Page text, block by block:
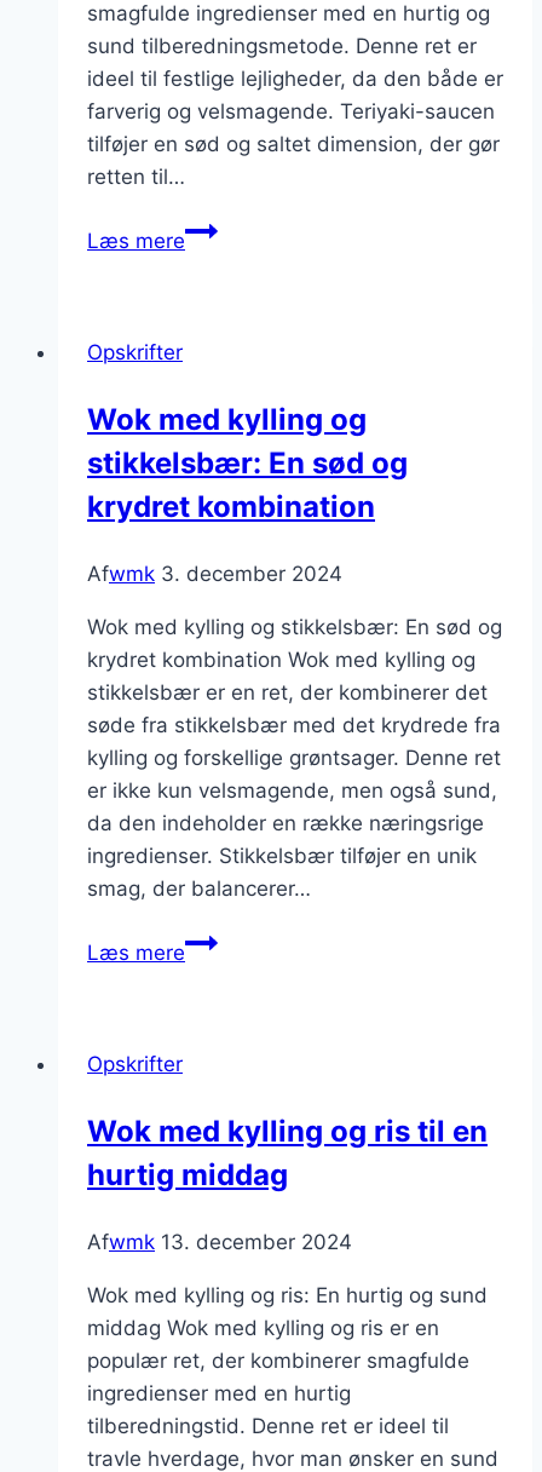
smagfulde ingredienser med en hurtig og
sund tilberedningsmetode. Denne ret er
ideel til festlige lejligheder, da den både er
farverig og velsmagende. Teriyaki-saucen
tilføjer en sød og saltet dimension, der gør
retten til…
Læs mereWok
festlige
lejligheder
Opskrifter
Wok med kylling og
stikkelsbær: En sød og
krydret kombination
Afwmk 3. december 2024
Wok med kylling og stikkelsbær: En sød og
krydret kombination Wok med kylling og
stikkelsbær er en ret, der kombinerer det
søde fra stikkelsbær med det krydrede fra
kylling og forskellige grøntsager. Denne ret
er ikke kun velsmagende, men også sund,
da den indeholder en række næringsrige
ingredienser. Stikkelsbær tilføjer en unik
smag, der balancerer…
Læs mereWok
sød
og
kombination
Opskrifter
Wok med kylling og ris til en
hurtig middag
Afwmk 13. december 2024
Wok med kylling og ris: En hurtig og sund
middag Wok med kylling og ris er en
populær ret, der kombinerer smagfulde
ingredienser med en hurtig
tilberedningstid. Denne ret er ideel til
travle hverdage, hvor man ønsker en sund